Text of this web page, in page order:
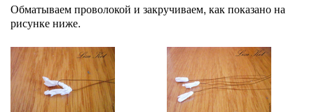
Обматываем проволокой и закручиваем, как показано на
рисунке ниже.